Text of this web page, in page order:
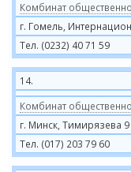
Комбинат
г. Гомель,
Тел. (0232) 40 71 59
14.
Комбинат
г. Минск, Тимирязева 9
Тел. (017) 203 79 60